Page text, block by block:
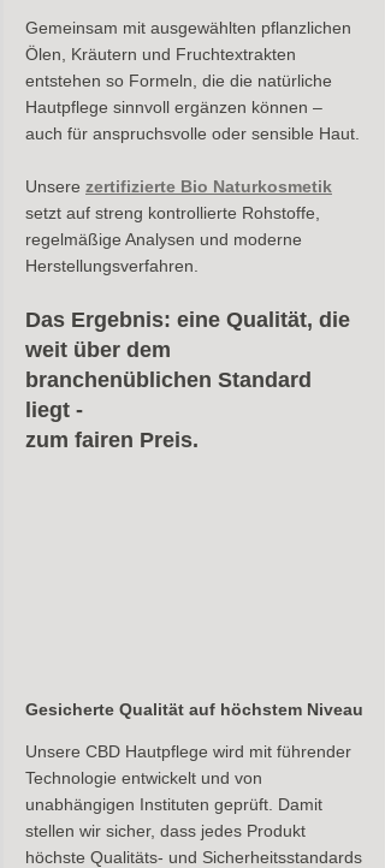
Gemeinsam mit ausgewählten pflanzlichen
Ölen, Kräutern und Fruchtextrakten
entstehen so Formeln, die die natürliche
Hautpflege sinnvoll ergänzen können –
auch für anspruchsvolle oder sensible Haut.
Unsere zertifizierte Bio Naturkosmetik
setzt auf streng kontrollierte Rohstoffe,
regelmäßige Analysen und moderne
Herstellungsverfahren.
Das Ergebnis: eine Qualität, die
weit über dem
branchenüblichen Standard
liegt -
zum fairen Preis.
Gesicherte Qualität auf höchstem Niveau
Unsere CBD Hautpflege wird mit führender
Technologie entwickelt und von
unabhängigen Instituten geprüft. Damit
stellen wir sicher, dass jedes Produkt
höchste Qualitäts- und Sicherheitsstandards